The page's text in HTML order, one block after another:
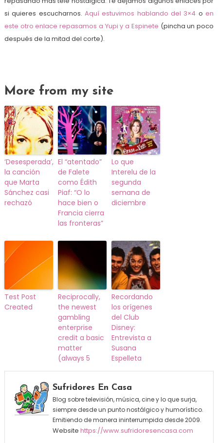
si quieres escucharnos. Aquí estuvimos hablando del 3×4 oen
este otro enlace repasamos a Yupi y a Espinete (pincha un poco
después de la mitad del corte).
More from my site
‘Desesperada’,
la canción
que Marta
Sánchez casi
rechazó
El “atentado”
de Falete
como Édith
Piaf: “O lo
hace bien o
Francia cierra
las fronteras”
Lo que
Interelu de la
segunda
semana de
diciembre
Test Post
Created
Reciprocally,
the newest
gambling
enterprise
credit a basic
matter
(always 5
Recordando
los orígenes
del Club
Disney:
Entrevista a
Susana
Espelleta
Sufridores En Casa
Blog sobre televisión, música, cine y lo que surja,
siempre desde un punto nostálgico y humorístico.
Emitiendo de manera ininterrumpida desde 2009.
Website https://www.sufridoresencasa.com